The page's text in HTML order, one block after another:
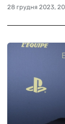
28 грудня 2023,